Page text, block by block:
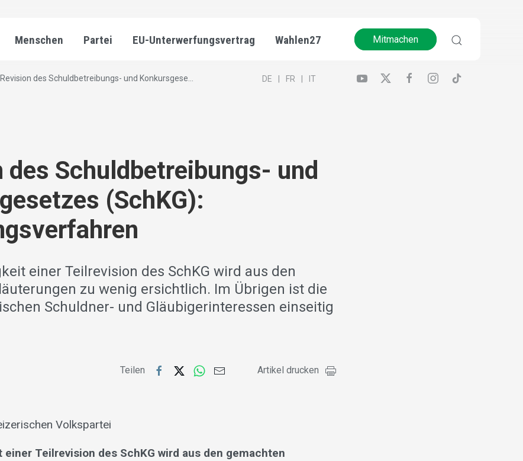
Menschen Partei EU-Unterwerfungsvertrag Wahlen27 Mitmachen
Revision des Schuldbetreibungs- und Konkursgese... DE FR IT
des Schuldbetreibungs- und
(SchKG):
einer Teilrevision des SchKG wird aus den
zu wenig ersichtlich. Im Übrigen ist die
Schuldner- und Gläubigerinteressen einseitig
Teilen Artikel drucken
Volkspartei
einer Teilrevision des SchKG wird aus den gemachten